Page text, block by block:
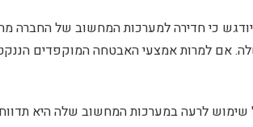
כי חדירה למערכות המחשוב של החברה
אם למרות אמצעי האבטחה המוקפדים
לרעה במערכות המחשוב שלה היא תדווח